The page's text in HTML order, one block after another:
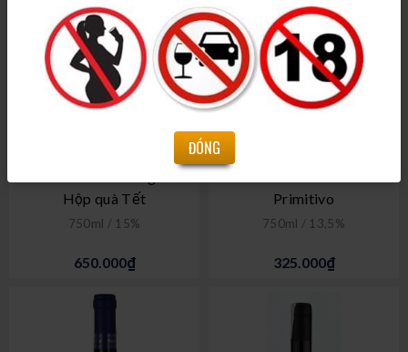
Hộp quà Tết
750ml / 15%
650.000₫
Primitivo
750ml / 13,5%
325.000₫
ĐÓNG